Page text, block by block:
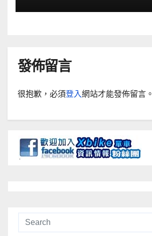
發佈留言
很抱歉，必須登入網站才能發佈留言。